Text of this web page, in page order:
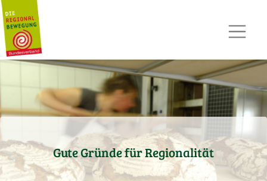
TERMINE REGIOPOST PRESSE
KONTAKT MITGLIED WERDEN
Gute Gründe für Regionalität